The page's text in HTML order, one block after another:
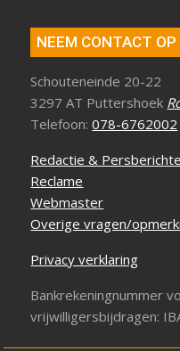
NEEM CONTACT OP
Schouteneinde 20-22
3297 AT Puttershoek
Telefoon:078-6762002
Redactie &
Reclame
Webmaster
Overige vragen/
Privacy verklaring
Bankrekeningnummer
vrijwilligersbijdragen: